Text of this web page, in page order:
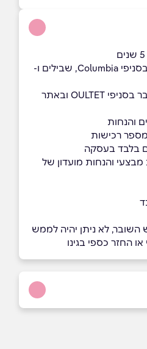
*ניתן לממש את השובר בסניפי Columbia, שבילים ו-
*לא ניתן לממש את השובר בסניפי OULTET ובאתר
והנחות
רכישות
והנחות מועדון של
לא ניתן יהיה לממש
או החזר כספי בגינו